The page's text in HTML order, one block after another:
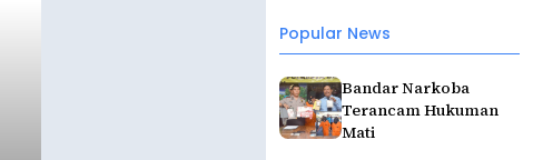
Popular News
Bandar Narkoba
Terancam Hukuman
Mati